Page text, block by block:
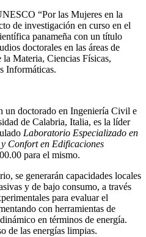
“Por las Mujeres en la
de investigación en curso en el
panameña con un título
doctorales en las áreas de
Materia, Ciencias Físicas,
Informáticas.
un doctorado en Ingeniería Civil e
de Calabria, Italia, es la líder
Laboratorio Especializado en
Confort en Edificaciones
para el mismo.
se generarán capacidades locales
y de bajo consumo, a través
para evaluar el
con herramientas de
en términos de energía.
de las energías limpias.